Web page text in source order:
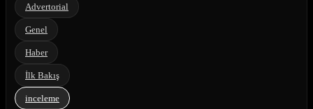
Advertorial
Genel
Haber
İlk Bakış
inceleme